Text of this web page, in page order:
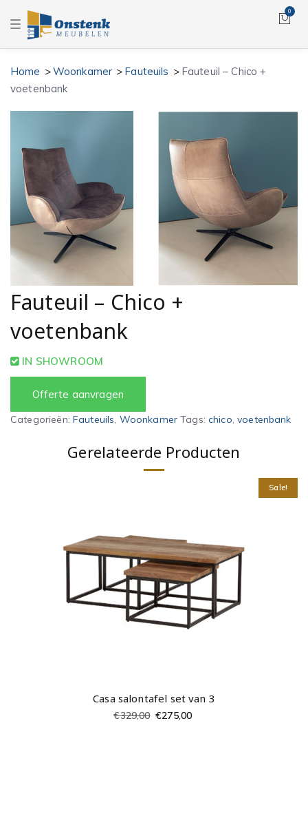
T
l
e
n
a
0
Home Woonkamer Fauteuils
Fauteuil – Chico +
voetenbank
Fauteuil – Chico +
voetenbank
IN SHOWROOM
Offerte aanvragen
Categorieën: Fauteuils, Woonkamer Tags:chico,voetenbank
Gerelateerde Producten
Sale!
Casa salontafel set van 3
€329,00 €275,00